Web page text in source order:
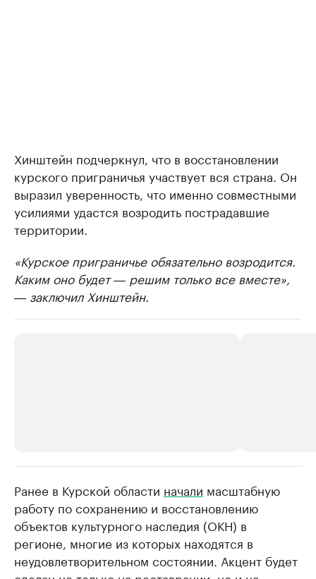
Хинштейн подчеркнул, что в восстановлении
курского приграничья участвует вся страна. Он
выразил уверенность, что именно совместными
усилиями удастся возродить пострадавшие
территории.
«Курское приграничье обязательно возродится.
Каким оно будет ― решим только все вместе»,
― заключил Хинштейн.
Делитесь новостями бизнеса на РБК
Управляйте страницей компании и развивайте личные
РБК Компании
Крупнейшие
продавцы
Ознакомьтесь с
Ранее в Курской области начали масштабную
работу по сохранению и восстановлению
объектов культурного наследия (ОКН) в
регионе, многие из которых находятся в
неудовлетворительном состоянии. Акцент будет